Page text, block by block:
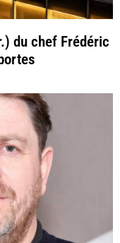
du chef Frédéric